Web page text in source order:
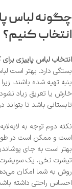
چگونه لباس
انتخاب کنیم؟
انتخاب لباس پاییزی
بستگی دارد. بهتر است
پنبه تهیه شده باشند،
خارش یا تعریق زیاد
تابستانی باشد تا بتواند
نکته دوم توجه به
است و ممکن است در طول
بهتر است به جای
تیشرت نخی، یک سویشرت
روش به شما امکان
احساس راحتی داشته